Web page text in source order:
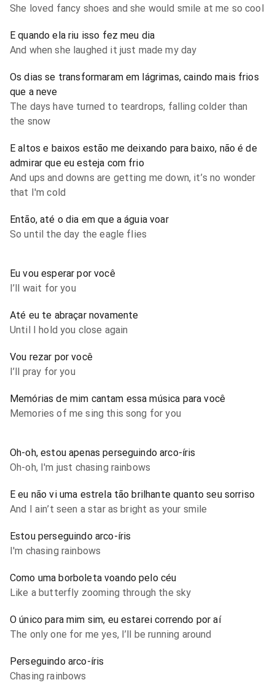
She loved fancy shoes and she would smile at me so cool
E quando ela riu isso fez meu dia
And when she laughed it just made my day
Os dias se transformaram em lágrimas, caindo mais frios
que a neve
The days have turned to teardrops, falling colder than
the snow
E altos e baixos estão me deixando para baixo, não é de
admirar que eu esteja com frio
And ups and downs are getting me down, it’s no wonder
that I'm cold
Então, até o dia em que a águia voar
So until the day the eagle flies
Eu vou esperar por você
I’ll wait for you
Até eu te abraçar novamente
Until I hold you close again
Vou rezar por você
I’ll pray for you
Memórias de mim cantam essa música para você
Memories of me sing this song for you
Oh-oh, estou apenas perseguindo arco-íris
Oh-oh, I'm just chasing rainbows
E eu não vi uma estrela tão brilhante quanto seu sorriso
And I ain’t seen a star as bright as your smile
Estou perseguindo arco-íris
I'm chasing rainbows
Como uma borboleta voando pelo céu
Like a butterfly zooming through the sky
O único para mim sim, eu estarei correndo por aí
The only one for me yes, I’ll be running around
Perseguindo arco-íris
Chasing rainbows